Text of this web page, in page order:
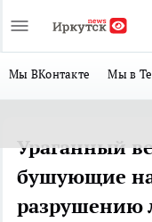
Мы ВКонтакте Мы в
Ураганный
бушующие
разрушению